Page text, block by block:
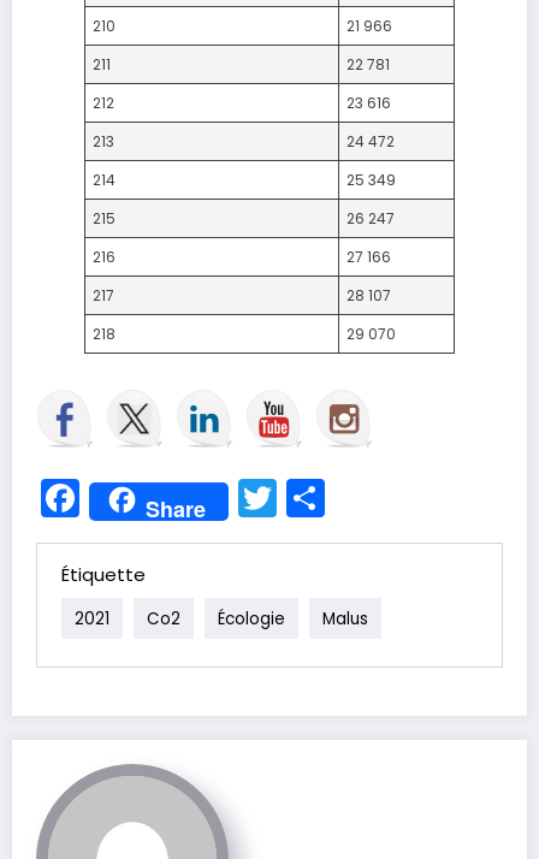
210
21 966
211
22 781
212
23 616
213
24 472
214
25 349
215
26 247
216
27 166
217
28 107
218
29 070
Facebook
Share Twitter
Étiquette
2021 Co2 Écologie Malus